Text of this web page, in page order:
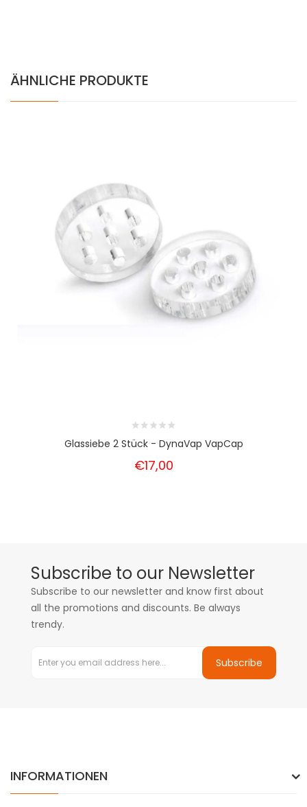
ÄHNLICHE PRODUKTE
Glassiebe 2 Stück - DynaVap VapCap
€17,00
Subscribe to our Newsletter
Subscribe to our newsletter and know first about
all the promotions and discounts. Be always
trendy.
Subscribe
INFORMATIONEN